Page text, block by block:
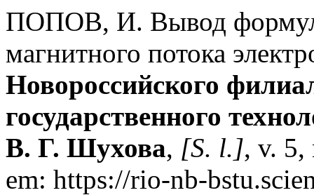
ПОПОВ, И. Вывод
магнитного потока
Новороссийского
государственного
В. Г. Шухова, [S. l.], v.
em: https://rio-nb-